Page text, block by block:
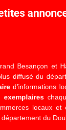
Besançon et
diffusé du
d’informations
locaux
du